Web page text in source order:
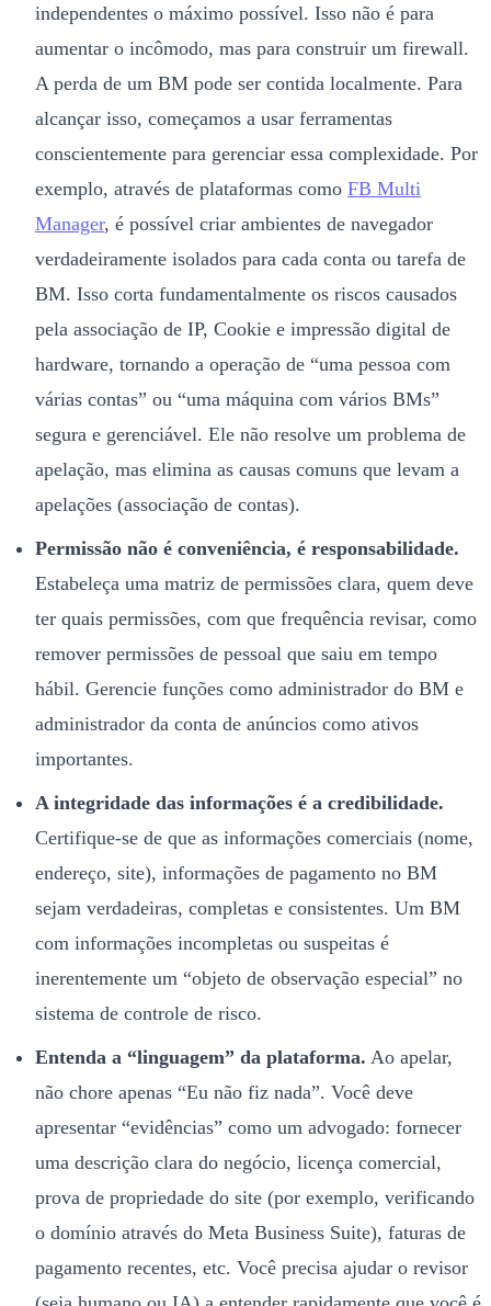
independentes o máximo possível. Isso não é para
aumentar o incômodo, mas para construir um firewall.
A perda de um BM pode ser contida localmente. Para
alcançar isso, começamos a usar ferramentas
conscientemente para gerenciar essa complexidade. Por
exemplo, através de plataformas como FB Multi
Manager, é possível criar ambientes de navegador
verdadeiramente isolados para cada conta ou tarefa de
BM. Isso corta fundamentalmente os riscos causados
pela associação de IP, Cookie e impressão digital de
hardware, tornando a operação de “uma pessoa com
várias contas” ou “uma máquina com vários BMs”
segura e gerenciável. Ele não resolve um problema de
apelação, mas elimina as causas comuns que levam a
apelações (associação de contas).
Permissão não é conveniência, é responsabilidade.
Estabeleça uma matriz de permissões clara, quem deve
ter quais permissões, com que frequência revisar, como
remover permissões de pessoal que saiu em tempo
hábil. Gerencie funções como administrador do BM e
administrador da conta de anúncios como ativos
importantes.
A integridade das informações é a credibilidade.
Certifique-se de que as informações comerciais (nome,
endereço, site), informações de pagamento no BM
sejam verdadeiras, completas e consistentes. Um BM
com informações incompletas ou suspeitas é
inerentemente um “objeto de observação especial” no
sistema de controle de risco.
Entenda a “linguagem” da plataforma. Ao apelar,
não chore apenas “Eu não fiz nada”. Você deve
apresentar “evidências” como um advogado: fornecer
uma descrição clara do negócio, licença comercial,
prova de propriedade do site (por exemplo, verificando
o domínio através do Meta Business Suite), faturas de
pagamento recentes, etc. Você precisa ajudar o revisor